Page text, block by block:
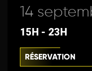
14
15H - 23H
RÉSERVATION